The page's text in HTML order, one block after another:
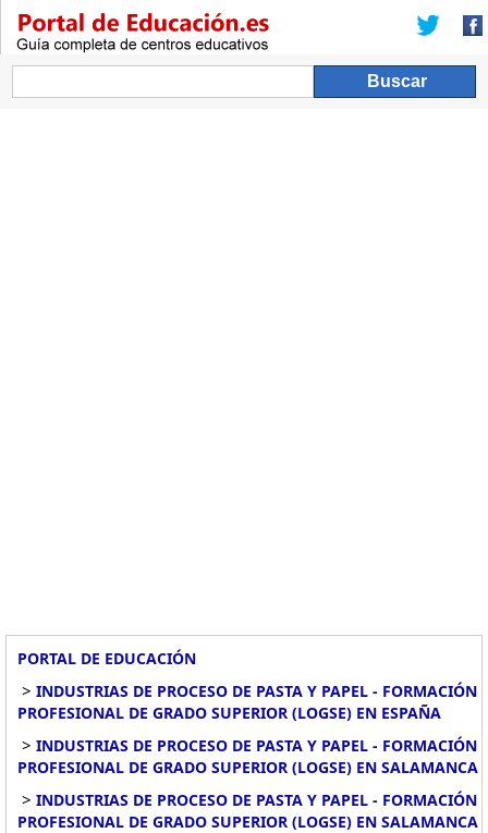
PORTAL DE EDUCACIÓN
> INDUSTRIAS DE PROCESO DE PASTA Y PAPEL - FORMACIÓN
PROFESIONAL DE GRADO SUPERIOR (LOGSE) EN ESPAÑA
> INDUSTRIAS DE PROCESO DE PASTA Y PAPEL - FORMACIÓN
PROFESIONAL DE GRADO SUPERIOR (LOGSE) EN SALAMANCA
> INDUSTRIAS DE PROCESO DE PASTA Y PAPEL - FORMACIÓN
PROFESIONAL DE GRADO SUPERIOR (LOGSE) EN SALAMANCA